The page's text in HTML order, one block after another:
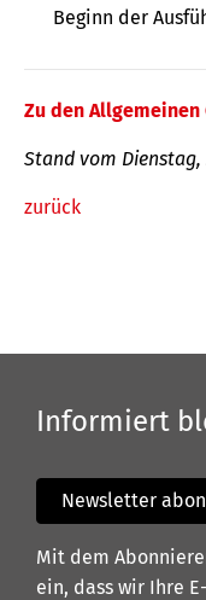
Beginn der
Zu den Allgemeinen
Stand vom Dienstag,
zurück
Informiert
Newsletter
Mit dem
ein, dass wir Ihre